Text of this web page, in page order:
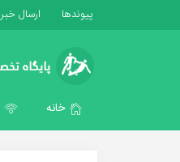
پیوندها ارسال خبر
خانه